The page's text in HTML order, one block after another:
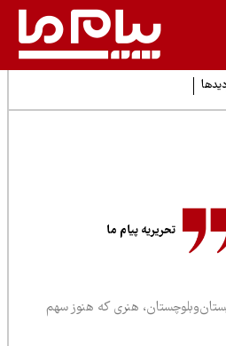
تحریریه پیام ما
هنری که هنوز سهم